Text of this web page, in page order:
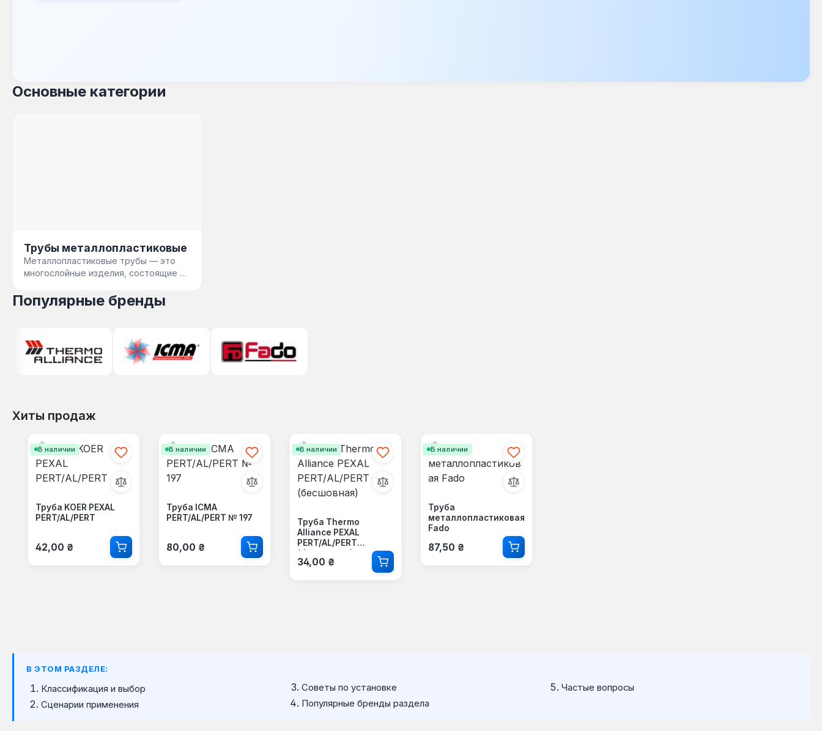
Основные категории
Трубы металлопластиковые
Металлопластиковые трубы — это
многослойные изделия, состоящие из
сшитого полиэ…
Популярные бренды
Хиты продаж
Пропустить галерею продуктов
В наличии
Труба KOER PEXAL
PERT/AL/PERT
Обычная цена:
42,00 ₴
В наличии
Труба ICMA
PERT/AL/PERT № 197
Обычная цена:
80,00 ₴
В наличии
Труба Thermo
Alliance PEXAL
PERT/AL/PERT
(бесшовная)
Обычная цена:
34,00 ₴
В наличии
Труба
металлопластиковая
Fado
Обычная цена:
87,50 ₴
В ЭТОМ РАЗДЕЛЕ:
Классификация и выбор
Сценарии применения
Советы по установке
Популярные бренды раздела
Частые вопросы